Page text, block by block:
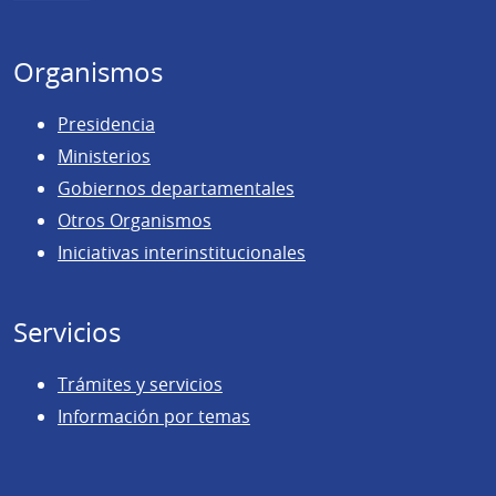
página
Organismos
Presidencia
Ministerios
Gobiernos departamentales
Otros Organismos
Iniciativas interinstitucionales
Servicios
Trámites y servicios
Información por temas